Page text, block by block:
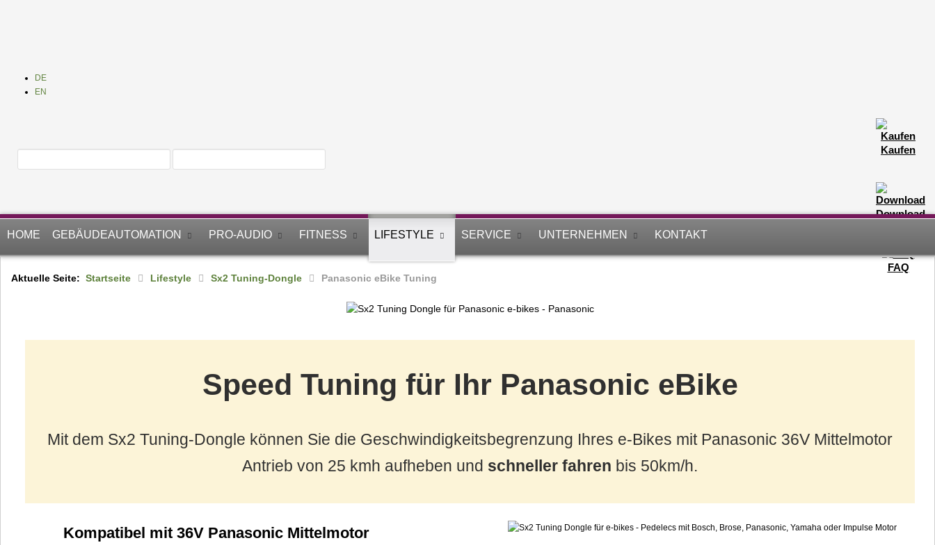
DE
EN
HOME GEBÄUDEAUTOMATION PRO-AUDIO FITNESS LIFESTYLE SERVICE UNTERNEHMEN KONTAKT
Aktuelle Seite: Startseite Lifestyle Sx2 Tuning-Dongle Panasonic eBike Tuning
Speed Tuning für Ihr Panasonic eBike
Mit dem Sx2 Tuning-Dongle können Sie die Geschwindigkeitsbegrenzung Ihres e-Bikes mit Panasonic 36V Mittelmotor
Antrieb von 25 kmh aufheben und schneller fahren bis 50km/h.
Kaufen
Download
FAQ
Kompatibel mit 36V Panasonic Mittelmotor